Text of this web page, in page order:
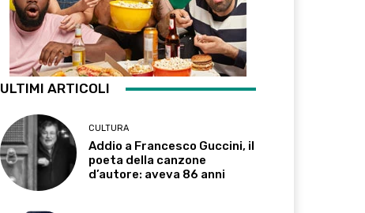
ULTIMI ARTICOLI
CULTURA
Addio a Francesco Guccini, il
poeta della canzone
d’autore: aveva 86 anni